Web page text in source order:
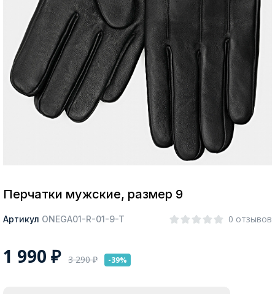
Москва
Да, все верно Изменить город
Перчатки мужские, размер 9
Артикул ONEGA01-R-01-9-T 0 отзывов
1 990 ₽ 3 290₽ -39%